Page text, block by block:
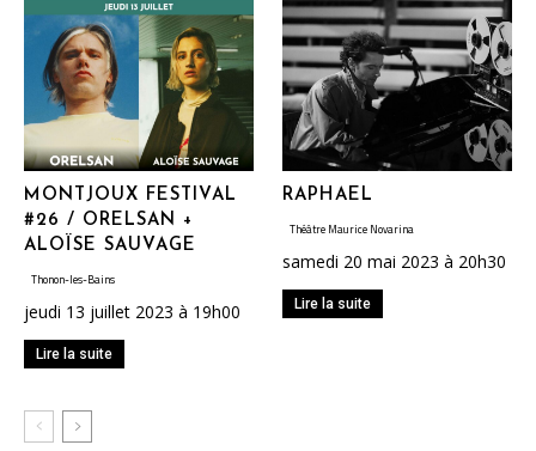
MONTJOUX FESTIVAL
#26 / ORELSAN +
ALOÏSE SAUVAGE
Thonon-les-Bains
jeudi 13 juillet 2023 à 19h00
Lire la suite
RAPHAEL
Théâtre Maurice Novarina
samedi 20 mai 2023 à 20h30
Lire la suite